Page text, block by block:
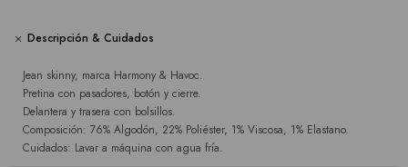
Descripción & Cuidados
Jean skinny, marca Harmony & Havoc.
Pretina con pasadores, botón y cierre.
Delantera y trasera con bolsillos.
Composición: 76% Algodón, 22% Poliéster, 1% Viscosa, 1% Elastano.
Cuidados: Lavar a máquina con agua fría.